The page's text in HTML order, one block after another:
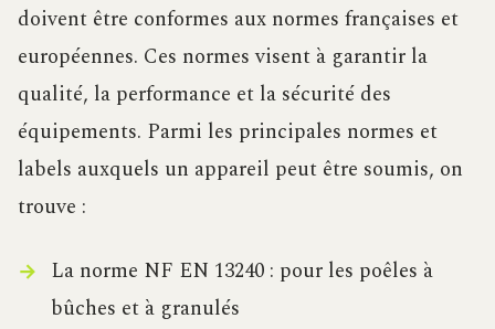
doivent être conformes aux normes françaises et
européennes. Ces normes visent à garantir la
qualité, la performance et la sécurité des
équipements. Parmi les principales normes et
labels auxquels un appareil peut être soumis, on
trouve :
La norme NF EN 13240 : pour les poêles à
bûches et à granulés